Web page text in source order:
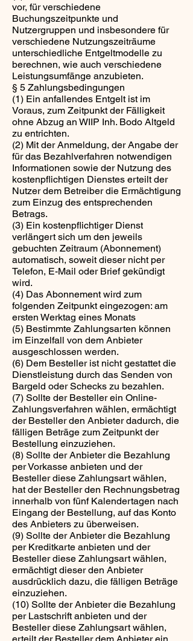
vor, für verschiedene
Buchungszeitpunkte und
Nutzergruppen und insbesondere für
verschiedene Nutzungszeiträume
unterschiedliche Entgeltmodelle zu
berechnen, wie auch verschiedene
Leistungsumfänge anzubieten.
§ 5 Zahlungsbedingungen
(1) Ein anfallendes Entgelt ist im
Voraus, zum Zeitpunkt der Fälligkeit
ohne Abzug an WIIP Inh. Bodo Altgeld
zu entrichten.
(2) Mit der Anmeldung, der Angabe der
für das Bezahlverfahren notwendigen
Informationen sowie der Nutzung des
kostenpflichtigen Dienstes erteilt der
Nutzer dem Betreiber die Ermächtigung
zum Einzug des entsprechenden
Betrags.
(3) Ein kostenpflichtiger Dienst
verlängert sich um den jeweils
gebuchten Zeitraum (Abonnement)
automatisch, soweit dieser nicht per
Telefon, E-Mail oder Brief gekündigt
wird.
(4) Das Abonnement wird zum
folgenden Zeitpunkt eingezogen: am
ersten Werktag eines Monats
(5) Bestimmte Zahlungsarten können
im Einzelfall von dem Anbieter
ausgeschlossen werden.
(6) Dem Besteller ist nicht gestattet die
Dienstleistung durch das Senden von
Bargeld oder Schecks zu bezahlen.
(7) Sollte der Besteller ein Online-
Zahlungsverfahren wählen, ermächtigt
der Besteller den Anbieter dadurch, die
fälligen Beträge zum Zeitpunkt der
Bestellung einzuziehen.
(8) Sollte der Anbieter die Bezahlung
per Vorkasse anbieten und der
Besteller diese Zahlungsart wählen,
hat der Besteller den Rechnungsbetrag
innerhalb von fünf Kalendertagen nach
Eingang der Bestellung, auf das Konto
des Anbieters zu überweisen.
(9) Sollte der Anbieter die Bezahlung
per Kreditkarte anbieten und der
Besteller diese Zahlungsart wählen,
ermächtigt dieser den Anbieter
ausdrücklich dazu, die fälligen Beträge
einzuziehen.
(10) Sollte der Anbieter die Bezahlung
per Lastschrift anbieten und der
Besteller diese Zahlungsart wählen,